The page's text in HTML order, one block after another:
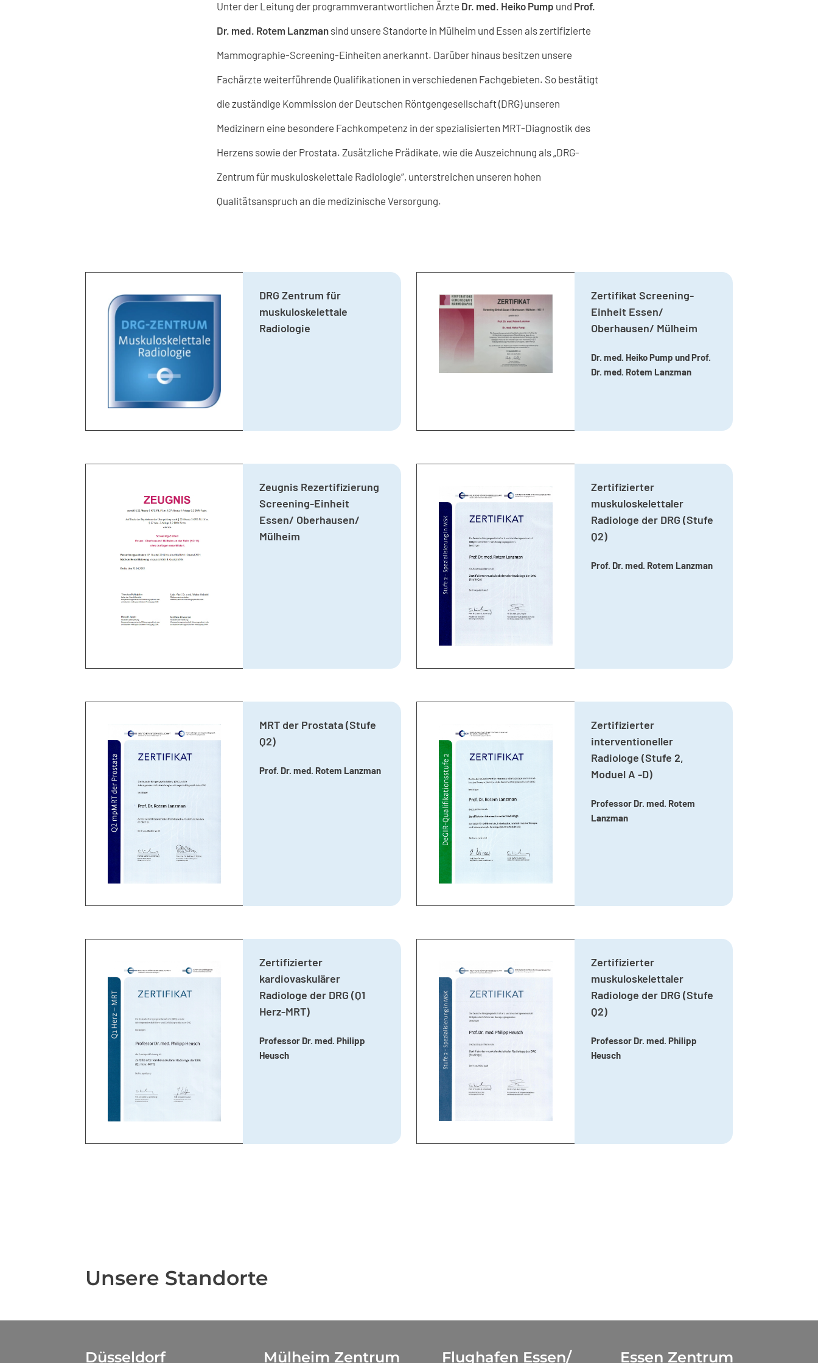
Unter der Leitung der programmverantwortlichen Ärzte Dr. med. Heiko Pump und Prof.
Dr. med. Rotem Lanzmansind unsere Standorte in Mülheim und Essen als zertifizierte
Mammographie-Screening-Einheiten anerkannt. Darüber hinaus besitzen unsere
Fachärzte weiterführende Qualifikationen in verschiedenen Fachgebieten. So bestätigt
die zuständige Kommission der Deutschen Röntgengesellschaft (DRG) unseren
Medizinern eine besondere Fachkompetenz in der spezialisierten MRT-Diagnostik des
Herzens sowie der Prostata. Zusätzliche Prädikate, wie die Auszeichnung als „DRG-
Zentrum für muskuloskelettale Radiologie“, unterstreichen unseren hohen
Qualitätsanspruch an die medizinische Versorgung.
DRG Zentrum für
muskuloskelettale
Radiologie
Zertifikat Screening-
Einheit Essen/
Oberhausen/ Mülheim
Dr. med. Heiko Pump und Prof.
Dr. med. Rotem Lanzman
Zeugnis Rezertifizierung
Screening-Einheit
Essen/ Oberhausen/
Mülheim
Zertifizierter
muskuloskelettaler
Radiologe der DRG (Stufe
Q2)
Prof. Dr. med. Rotem Lanzman
MRT der Prostata (Stufe
Q2)
Prof. Dr. med. Rotem Lanzman
Zertifizierter
interventioneller
Radiologe (Stufe 2,
Moduel A -D)
Professor Dr. med. Rotem
Lanzman
Zertifizierter
kardiovaskulärer
Radiologe der DRG (Q1
Herz-MRT)
Professor Dr. med. Philipp
Heusch
Zertifizierter
muskuloskelettaler
Radiologe der DRG (Stufe
Q2)
Professor Dr. med. Philipp
Heusch
Unsere Standorte
Düsseldorf Mülheim Zentrum Flughafen Essen/ Essen Zentrum